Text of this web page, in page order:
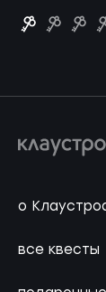
о
все квесты